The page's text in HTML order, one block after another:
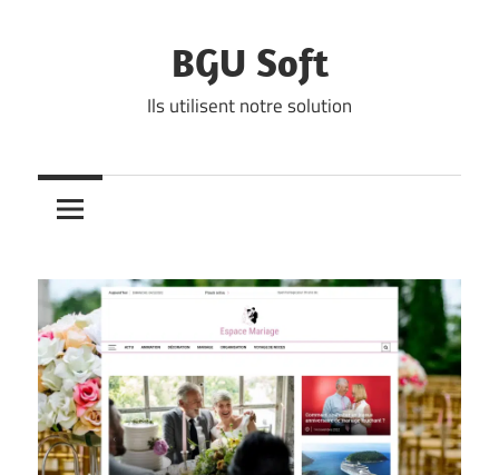
BGU Soft
Ils utilisent notre solution